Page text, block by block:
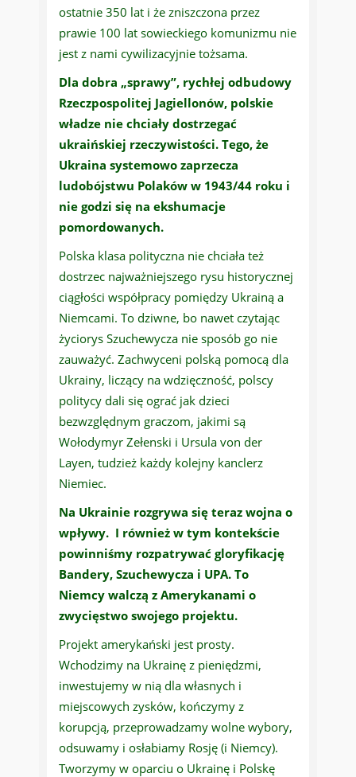
ostatnie 350 lat i że zniszczona przez
prawie 100 lat sowieckiego komunizmu nie
jest z nami cywilizacyjnie tożsama.
Dla dobra „sprawy”, rychłej odbudowy
Rzeczpospolitej Jagiellonów, polskie
władze nie chciały dostrzegać
ukraińskiej rzeczywistości. Tego, że
Ukraina systemowo zaprzecza
ludobójstwu Polaków w 1943/44 roku i
nie godzi się na ekshumacje
pomordowanych.
Polska klasa polityczna nie chciała też
dostrzec najważniejszego rysu historycznej
ciągłości współpracy pomiędzy Ukrainą a
Niemcami. To dziwne, bo nawet czytając
życiorys Szuchewycza nie sposób go nie
zauważyć. Zachwyceni polską pomocą dla
Ukrainy, liczący na wdzięczność, polscy
politycy dali się ograć jak dzieci
bezwzględnym graczom, jakimi są
Wołodymyr Zełenski i Ursula von der
Layen, tudzież każdy kolejny kanclerz
Niemiec.
Na Ukrainie rozgrywa się teraz wojna o
wpływy. I również w tym kontekście
powinniśmy rozpatrywać gloryfikację
Bandery, Szuchewycza i UPA. To
Niemcy walczą z Amerykanami o
zwycięstwo swojego projektu.
Projekt amerykański jest prosty.
Wchodzimy na Ukrainę z pieniędzmi,
inwestujemy w nią dla własnych i
miejscowych zysków, kończymy z
korupcją, przeprowadzamy wolne wybory,
odsuwamy i osłabiamy Rosję (i Niemcy).
Tworzymy w oparciu o Ukrainę i Polskę